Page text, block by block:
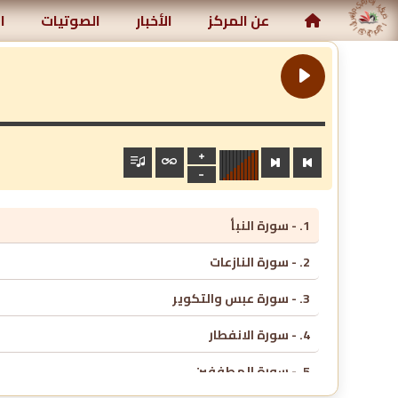
مركز رياض الصالحين الإسلامي عن المركز الأخبار الصوتيات
1. - سورة النبأ
2. - سورة النازعات
3. - سورة عبس والتكوير
4. - سورة الانفطار
5. - سورة المطففين